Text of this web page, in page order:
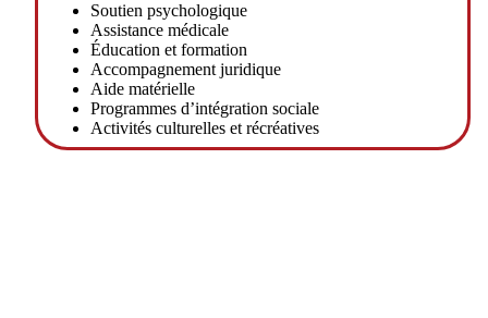
Soutien psychologique
Assistance médicale
Éducation et formation
Accompagnement juridique
Aide matérielle
Programmes d’intégration sociale
Activités culturelles et récréatives